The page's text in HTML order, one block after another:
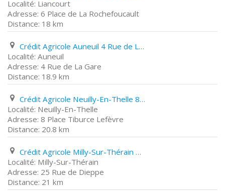
Liancourt
6 Place de La Rochefoucault
18 km
Crédit Agricole Auneuil 4 Rue de La Gare
Auneuil
4 Rue de La Gare
18.9 km
Crédit Agricole Neuilly-En-Thelle 8 Place Tiburce Lefèvre
Neuilly-En-Thelle
8 Place Tiburce Lefèvre
20.8 km
Crédit Agricole Milly-Sur-Thérain 25 Rue de Dieppe
Milly-Sur-Thérain
25 Rue de Dieppe
21 km